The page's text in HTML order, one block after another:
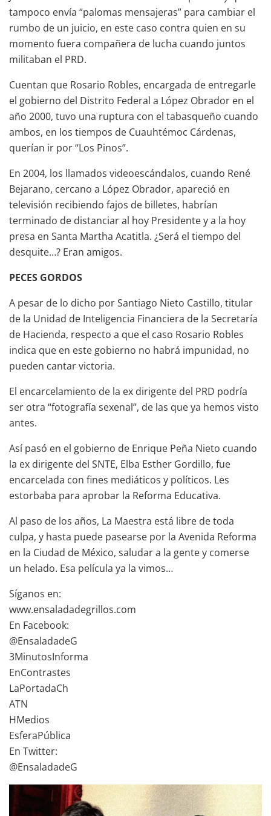
tampoco envía “palomas mensajeras” para cambiar el
rumbo de un juicio, en este caso contra quien en su
momento fuera compañera de lucha cuando juntos
militaban el PRD.
Cuentan que Rosario Robles, encargada de entregarle
el gobierno del Distrito Federal a López Obrador en el
año 2000, tuvo una ruptura con el tabasqueño cuando
ambos, en los tiempos de Cuauhtémoc Cárdenas,
querían ir por “Los Pinos”.
En 2004, los llamados videoescándalos, cuando René
Bejarano, cercano a López Obrador, apareció en
televisión recibiendo fajos de billetes, habrían
terminado de distanciar al hoy Presidente y a la hoy
presa en Santa Martha Acatitla. ¿Será el tiempo del
desquite…? Eran amigos.
PECES GORDOS
A pesar de lo dicho por Santiago Nieto Castillo, titular
de la Unidad de Inteligencia Financiera de la Secretaría
de Hacienda, respecto a que el caso Rosario Robles
indica que en este gobierno no habrá impunidad, no
pueden cantar victoria.
El encarcelamiento de la ex dirigente del PRD podría
ser otra “fotografía sexenal”, de las que ya hemos visto
antes.
Así pasó en el gobierno de Enrique Peña Nieto cuando
la ex dirigente del SNTE, Elba Esther Gordillo, fue
encarcelada con fines mediáticos y políticos. Les
estorbaba para aprobar la Reforma Educativa.
Al paso de los años, La Maestra está libre de toda
culpa, y hasta puede pasearse por la Avenida Reforma
en la Ciudad de México, saludar a la gente y comerse
un helado. Esa película ya la vimos…
Síganos en:
www.ensaladadegrillos.com
En Facebook:
@EnsaladadeG
3MinutosInforma
EnContrastes
LaPortadaCh
ATN
HMedios
EsferaPública
En Twitter:
@EnsaladadeG